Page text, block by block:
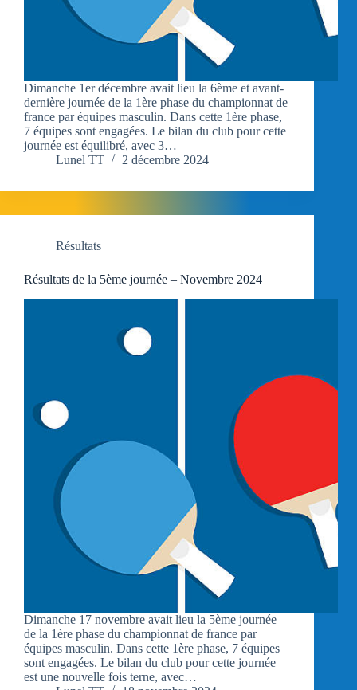
Dimanche 1er décembre avait lieu la 6ème et avant-
dernière journée de la 1ère phase du championnat de
france par équipes masculin. Dans cette 1ère phase,
7 équipes sont engagées. Le bilan du club pour cette
journée est équilibré, avec 3…
Lunel TT
2 décembre 2024
Résultats
Résultats de la 5ème journée – Novembre 2024
Dimanche 17 novembre avait lieu la 5ème journée
de la 1ère phase du championnat de france par
équipes masculin. Dans cette 1ère phase, 7 équipes
sont engagées. Le bilan du club pour cette journée
est une nouvelle fois terne, avec…